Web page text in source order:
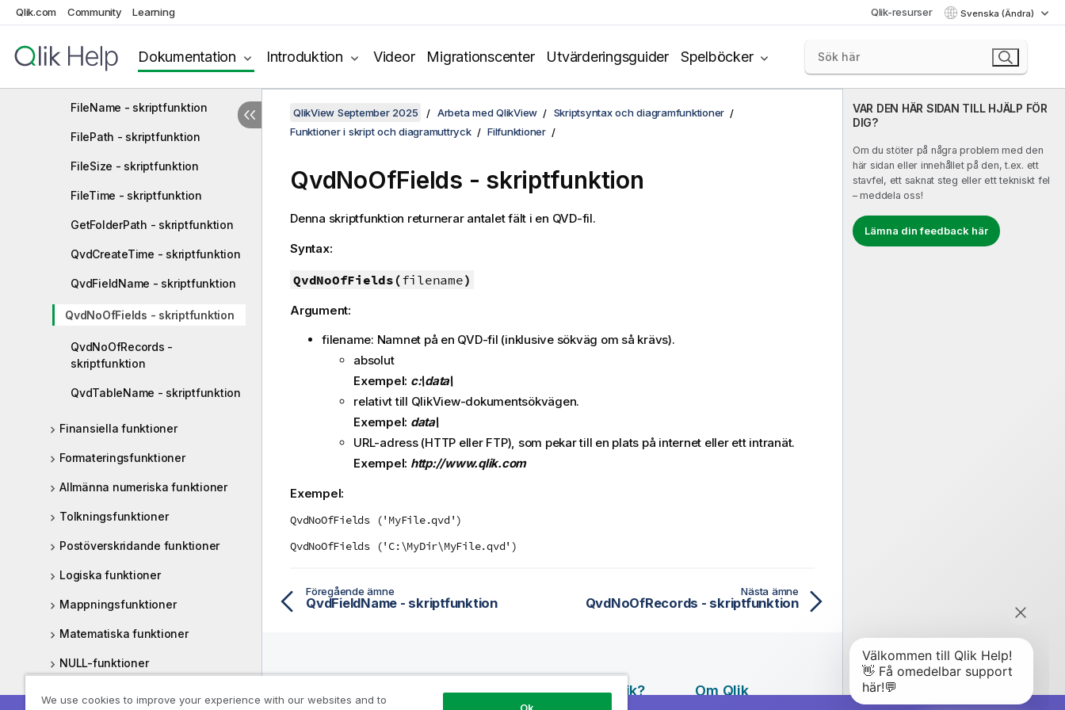
Qlik.com Community Learning Qlik-resurser Svenska (Ändra)
Dokumentation Introduktion Videor Migrationscenter Utvärderingsguider Spelböcker
FileBaseName - skriptfunktion
FileDir - skriptfunktion
FileName - skriptfunktion
FilePath - skriptfunktion
FileSize - skriptfunktion
FileTime - skriptfunktion
GetFolderPath - skriptfunktion
QvdCreateTime - skriptfunktion
QvdFieldName - skriptfunktion
QvdNoOfFields - skriptfunktion
QvdNoOfRecords -
skriptfunktion
QvdTableName - skriptfunktion
Finansiella funktioner
Formateringsfunktioner
Allmänna numeriska funktioner
Tolkningsfunktioner
Postöverskridande funktioner
Logiska funktioner
Mappningsfunktioner
Matematiska funktioner
NULL-funktioner
VAR DEN HÄR SIDAN TILL HJÄLP FÖR
DIG?
Om du stöter på några problem med den
här sidan eller innehållet på den, t.ex. ett
stavfel, ett saknat steg eller ett tekniskt fel
– meddela oss!
Lämna din feedback här
QlikView September 2025 Arbeta med QlikView
Skriptsyntax och diagramfunktioner
Funktioner i skript och diagramuttryck
Filfunktioner
QvdNoOfFields - skriptfunktion
Denna skriptfunktion returnerar antalet fält i en QVD-fil.
Syntax:
QvdNoOfFields(filename)
Argument:
filename: Namnet på en QVD-fil (inklusive sökväg om så krävs).
absolut
Exempel: c:\data\
relativt till QlikView-dokumentsökvägen.
Exempel: data\
URL-adress (HTTP eller FTP), som pekar till en plats på internet eller ett intranät.
Exempel: http://www.qlik.com
Exempel:
QvdNoOfFields ('MyFile.qvd')
QvdNoOfFields ('C:\MyDir\MyFile.qvd')
Föregående ämne
QvdFieldName - skriptfunktion
Nästa ämne
QvdNoOfRecords - skriptfunktion
Produkter Varför Qlik? Om Qlik
We use cookies to improve your experience with our websites and to